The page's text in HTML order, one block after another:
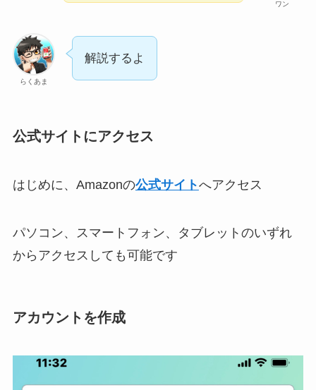
ワン
らくあま
解説するよ
公式サイトにアクセス
はじめに、Amazonの公式サイトへアクセス
パソコン、スマートフォン、タブレットのいずれ
からアクセスしても可能です
アカウントを作成